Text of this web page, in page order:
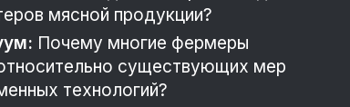
мясной продукции?
Почему многие фермеры
существующих мер
технологий?